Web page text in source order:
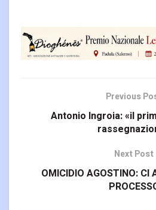
Previous
Antonio Ingroia: «il
Next Post
OMICIDIO AGOSTINO: CI